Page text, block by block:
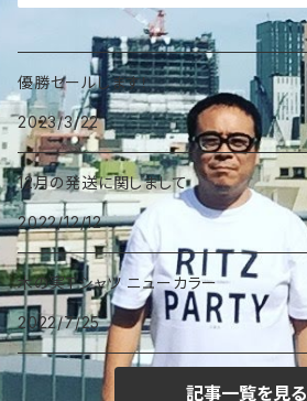
優勝セールします！
2023/3/22
12月の発送に関しまして
2022/12/12
木の実Ｔシャツ ニューカラー
2022/7/25
記事一覧を見る